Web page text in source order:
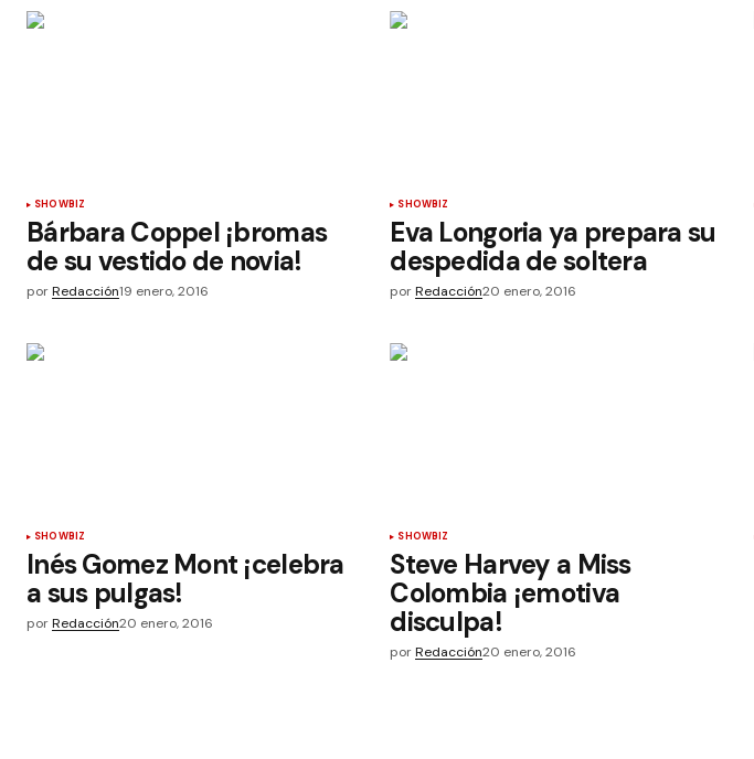
SHOWBIZ
Bárbara Coppel ¡bromas
de su vestido de novia!
porRedacción19 enero, 2016
SHOWBIZ
Eva Longoria ya prepara su
despedida de soltera
por Redacción20 enero, 2016
SHOWBIZ
Inés Gomez Mont ¡celebra
a sus pulgas!
porRedacción20 enero, 2016
SHOWBIZ
Steve Harvey a Miss
Colombia ¡emotiva
disculpa!
por Redacción20 enero, 2016